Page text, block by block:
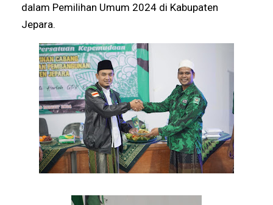
dalam Pemilihan Umum 2024 di Kabupaten
Jepara.